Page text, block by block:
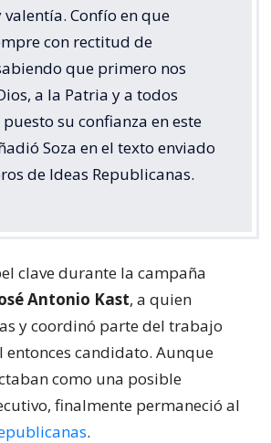
valentía. Confío en que
con rectitud de
que primero nos
a la Patria y a todos
su confianza en este
Soza en el texto enviado
de Ideas Republicanas.
clave durante la campaña
Antonio Kast, a quien
y coordinó parte del trabajo
candidato. Aunque
como una posible
finalmente permaneció al
.